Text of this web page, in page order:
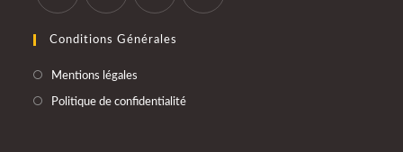
Conditions Générales
Mentions légales
Politique de confidentialité